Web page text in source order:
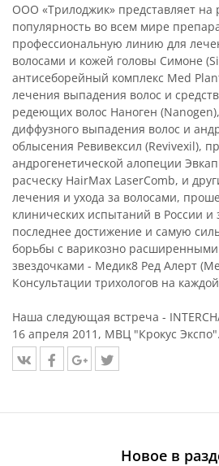
ООО «Трилоджик» представляет на
популярность во всем мире
профессиональную линию для
волосами и кожей головы Симоне
антисеборейный комплекс Med
лечения выпадения волос и
редеющих волос Наноген
диффузного выпадения волос и
облысения Ревивексил (Revivexil),
андрогенетической алопеции
расческу HairMax LaserComb, и
лечения и ухода за волосами,
клинических испытаний в России и
последнее достижение и самую
борьбы с варикозно
звездочками - Медик8 Ред Алерт
Консультации трихологов на
Наша следующая встреча -
16 апреля 2011, МВЦ "Крокус
Новое в